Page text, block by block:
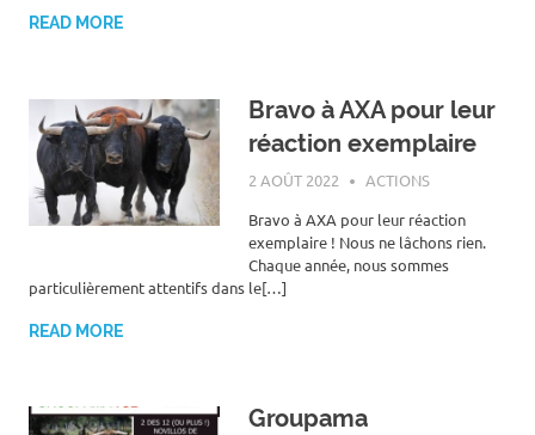
READ MORE
Bravo à AXA pour leur
réaction exemplaire
2 AOÛT 2022 ROGER LAHANA
ACTIONS
Bravo à AXA pour leur réaction
exemplaire ! Nous ne lâchons rien.
Chaque année, nous sommes
particulièrement attentifs dans le[…]
READ MORE
Groupama